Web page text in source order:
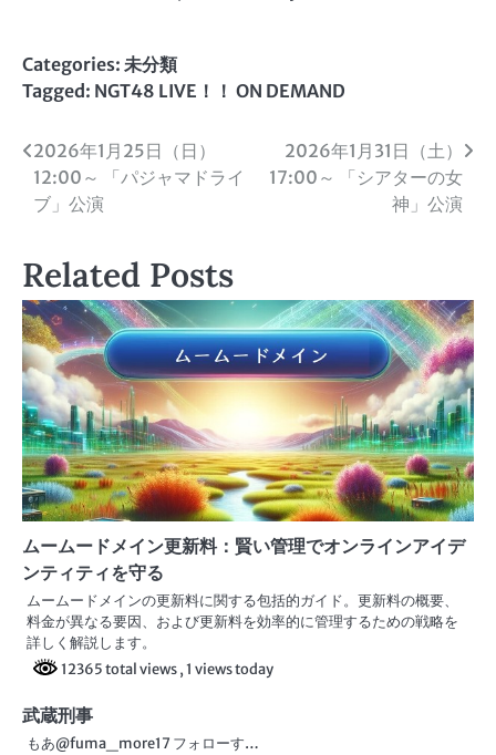
Categories: 未分類
Tagged: NGT48 LIVE！！ ON DEMAND
投
稿
ビ
ゲ
ー
シ
ョ
ン
2026年1月25日（日）
12:00～ 「パジャマドライ
ブ」公演
2026年1月31日（土）
17:00～ 「シアターの女
神」公演
Related Posts
ムームードメイン更新料：賢い管理でオンラインアイデ
ンティティを守る
ムームードメインの更新料に関する包括的ガイド。更新料の概要、
料金が異なる要因、および更新料を効率的に管理するための戦略を
詳しく解説します。
12365 total views, 1 views today
武蔵刑事
もあ@fuma_more17 フォローす…